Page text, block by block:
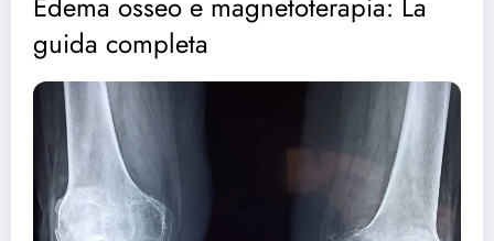
guida completa